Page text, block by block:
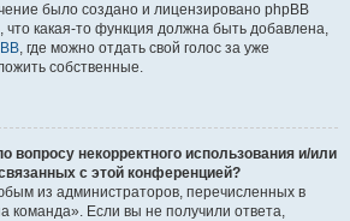
было создано и лицензировано phpBB
что какая-то функция должна быть добавлена,
, где можно отдать свой голос за уже
собственные.
вопросу некорректного использования и/или
с этой конференцией?
из администраторов, перечисленных в
команда». Если вы не получили ответа,